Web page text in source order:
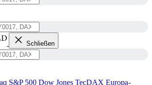
Schließen
S&P 500 Dow Jones TecDAX Europa-